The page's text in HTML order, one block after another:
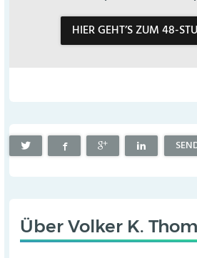
HIER GEHT’S ZUM 48-
ÜberVolker K.